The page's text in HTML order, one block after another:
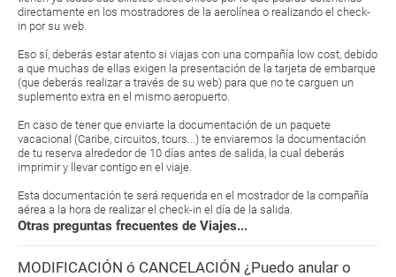
directamente en los mostradores de la aerolínea o realizando el check-
in por su web.
Eso sí, deberás estar atento si viajas con una compañía low cost, debido
a que muchas de ellas exigen la presentación de la tarjeta de embarque
(que deberás realizar a través de su web) para que no te carguen un
suplemento extra en el mismo aeropuerto.
En caso de tener que enviarte la documentación de un paquete
vacacional (Caribe, circuitos, tours...) te enviaremos la documentación
de tu reserva alrededor de 10 días antes de salida, la cual deberás
imprimir y llevar contigo en el viaje.
Esta documentación te será requerida en el mostrador de la compañía
aérea a la hora de realizar el check-in el día de la salida.
Otras preguntas frecuentes de Viajes...
MODIFICACIÓN ó CANCELACIÓN ¿Puedo anular o